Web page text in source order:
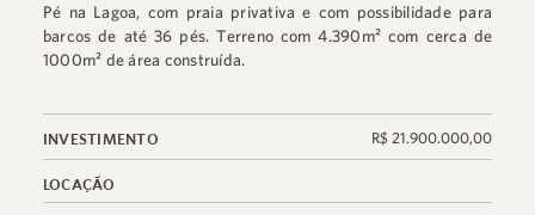
Pé na Lagoa, com praia privativa e com possibilidade para
barcos de até 36 pés. Terreno com 4.390m² com cerca de
1000m² de área construída.
INVESTIMENTO R$ 21.900.000,00
LOCAÇÃO